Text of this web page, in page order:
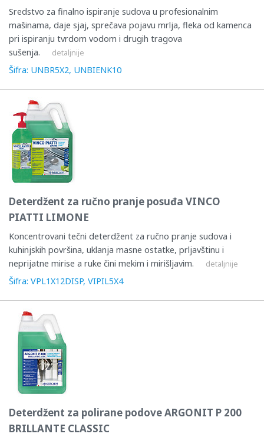
Sredstvo za finalno ispiranje sudova u profesionalnim
mašinama, daje sjaj, sprečava pojavu mrlja, fleka od kamenca
pri ispiranju tvrdom vodom i drugih tragova
sušenja.
detaljnije
Šifra: UNBR5X2, UNBIENK10
Deterdžent za ručno pranje posuđa VINCO
PIATTI LIMONE
Koncentrovani tečni deterdžent za ručno pranje sudova i
kuhinjskih površina, uklanja masne ostatke, prljavštinu i
neprijatne mirise a ruke čini mekim i mirišljavim.
detaljnije
Šifra: VPL1X12DISP, VIPIL5X4
Deterdžent za polirane podove ARGONIT P 200
BRILLANTE CLASSIC